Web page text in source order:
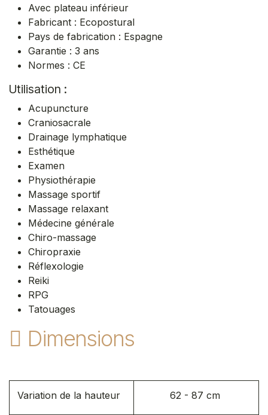
Avec plateau inférieur
Fabricant : Ecopostural
Pays de fabrication : Espagne
Garantie : 3 ans
Normes : CE
Utilisation :
Acupuncture
Craniosacrale
Drainage lymphatique
Esthétique
Examen
Physiothérapie
Massage sportif
Massage relaxant
Médecine générale
Chiro-massage
Chiropraxie
Réflexologie
Reiki
RPG
Tatouages
Dimensions
Variation de la hauteur 62 - 87 cm